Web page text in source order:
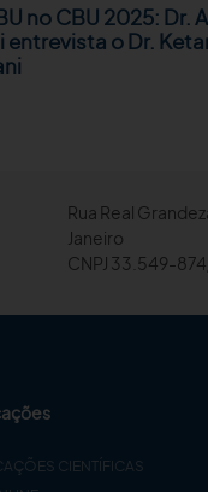
no CBU 2025: Dr.
entrevista o Dr.
Rua Real
Janeiro
CNPJ 33.549-
CIENTÍFICAS